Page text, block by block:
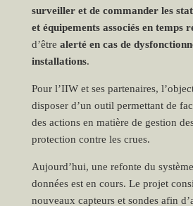
surveiller et de commander les
et équipements associés en temps
d’être alerté en cas de
installations.
Pour l’IIW et ses partenaires,
disposer d’un outil permettant de
des actions en matière de gestion
protection contre les crues.
Aujourd’hui, une refonte du
données est en cours. Le projet
nouveaux capteurs et sondes afin